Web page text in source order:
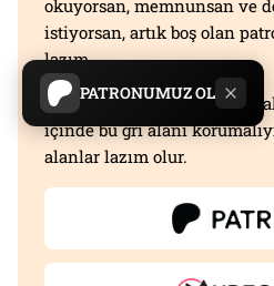
PATRONUMUZ OL
okuyorsan, memnunsan ve
istiyorsan, artık boş olan
lazım.
Serbestiyet; Türkiye'nin gri
içinde bu gri alanı
alanlar lazım olur.